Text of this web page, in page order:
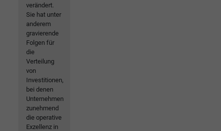
verändert.
Sie hat unter
anderem
gravierende
Folgen für
die
Verteilung
von
Investitionen,
bei denen
Unternehmen
zunehmend
die operative
Exzellenz in